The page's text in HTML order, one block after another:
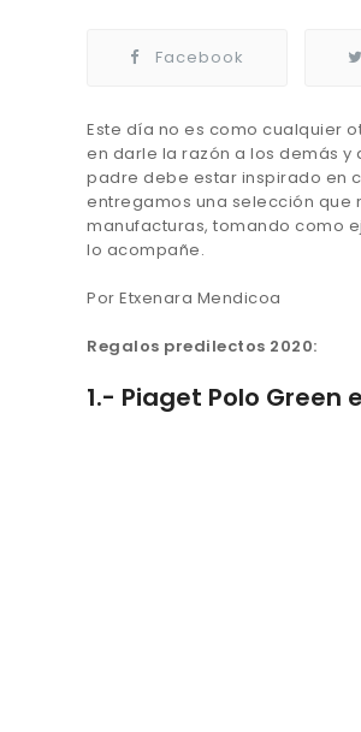
Facebook
Este día no es como cualquier
en darle la razón a los demás
padre debe estar inspirado en
entregamos una selección que
manufacturas, tomando como
lo acompañe.
Por Etxenara Mendicoa
Regalos predilectos 2020:
1.- Piaget Polo